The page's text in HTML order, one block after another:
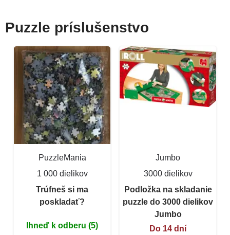
Puzzle príslušenstvo
PuzzleMania
1 000 dielikov
Trúfneš si ma
poskladať?
Ihneď k odberu (5)
Jumbo
3000 dielikov
Podložka na skladanie
puzzle do 3000 dielikov
Jumbo
Do 14 dní